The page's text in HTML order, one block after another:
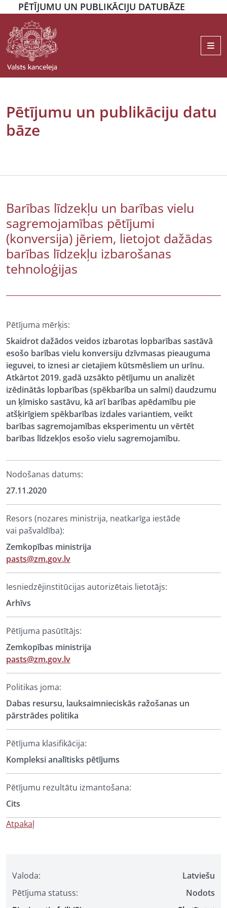
PĒTĪJUMU UN PUBLIKĀCIJU DATUBĀZE
Pētījumu un publikāciju datu
bāze
Valoda:
Latviešu
Pētījuma statuss:
Nodots
Barības līdzekļu un barības vielu
sagremojamības pētījumi
(konversija) jēriem, lietojot dažādas
barības līdzekļu izbarošanas
tehnoloģijas
Pētījuma mērķis:
Skaidrot dažādos veidos izbarotas lopbarības sastāvā
esošo barības vielu konversiju dzīvmasas pieauguma
ieguvei, to iznesi ar cietajiem kūtsmēsliem un urīnu.
Atkārtot 2019. gadā uzsākto pētījumu un analizēt
izēdinātās lopbarības (spēkbarība un salmi) daudzumu
un ķīmisko sastāvu, kā arī barības apēdamību pie
atšķirīgiem spēkbarības izdales variantiem, veikt
barības sagremojamības eksperimentu un vērtēt
barības līdzekļos esošo vielu sagremojamību.
Nodošanas datums:
27.11.2020
Resors (nozares ministrija, neatkarīga iestāde
vai pašvaldība):
Zemkopības ministrija
pasts@zm.gov.lv
Iesniedzējinstitūcijas autorizētais lietotājs:
Arhīvs
Pētījuma pasūtītājs:
Zemkopības ministrija
pasts@zm.gov.lv
Politikas joma:
Dabas resursu, lauksaimnieciskās ražošanas un
pārstrādes politika
Pētījuma klasifikācija:
Kompleksi analītisks pētījums
Pētījumu rezultātu izmantošana:
Cits
Atpakaļ